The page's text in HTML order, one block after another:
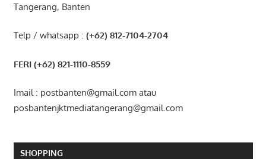
Tangerang, Banten
Telp / whatsapp : (+62) 812-7104-2704
FERI (+62) 821-1110-8559
Imail : postbanten@gmail.com atau
posbantenjktmediatangerang@gmail.com
SHOPPING